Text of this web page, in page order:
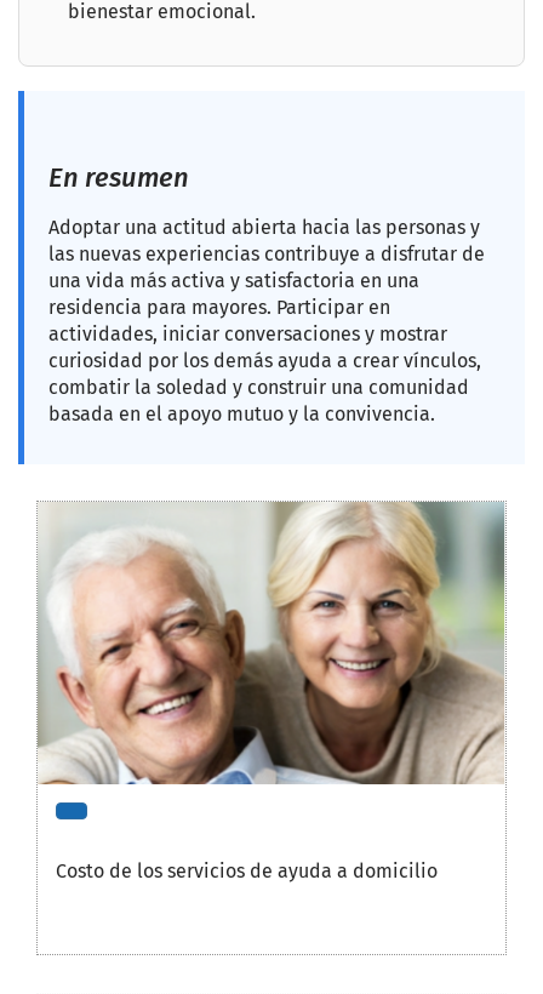
bienestar emocional.
En resumen
Adoptar una actitud abierta hacia las personas y
las nuevas experiencias contribuye a disfrutar de
una vida más activa y satisfactoria en una
residencia para mayores. Participar en
actividades, iniciar conversaciones y mostrar
curiosidad por los demás ayuda a crear vínculos,
combatir la soledad y construir una comunidad
basada en el apoyo mutuo y la convivencia.
Costo de los servicios de ayuda a domicilio